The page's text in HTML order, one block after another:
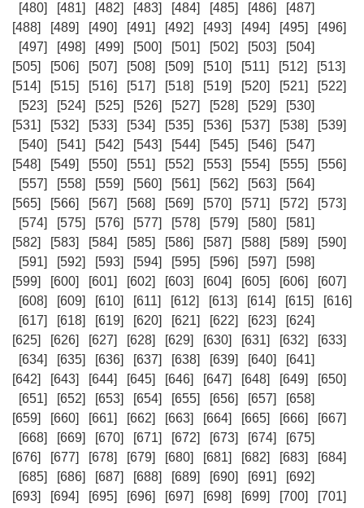
[480]
[481] [482] [483] [484] [485] [486]
[487]
[488]
[489] [490] [491] [492] [493] [494] [495]
[496]
[497]
[498] [499] [500] [501] [502] [503]
[504]
[505]
[506] [507] [508] [509] [510] [511] [512]
[513]
[514]
[515] [516] [517] [518] [519] [520] [521]
[522]
[523]
[524] [525] [526] [527] [528] [529]
[530]
[531]
[532] [533] [534] [535] [536] [537] [538]
[539]
[540]
[541] [542] [543] [544] [545] [546]
[547]
[548]
[549] [550] [551] [552] [553] [554] [555]
[556]
[557]
[558] [559] [560] [561] [562] [563]
[564]
[565]
[566] [567] [568] [569] [570] [571] [572]
[573]
[574]
[575] [576] [577] [578] [579] [580]
[581]
[582]
[583] [584] [585] [586] [587] [588] [589]
[590]
[591]
[592] [593] [594] [595] [596] [597]
[598]
[599]
[600] [601] [602] [603] [604] [605] [606]
[607]
[608]
[609] [610] [611] [612] [613] [614] [615]
[616]
[617]
[618] [619] [620] [621] [622] [623]
[624]
[625]
[626] [627] [628] [629] [630] [631] [632]
[633]
[634]
[635] [636] [637] [638] [639] [640]
[641]
[642]
[643] [644] [645] [646] [647] [648] [649]
[650]
[651]
[652] [653] [654] [655] [656] [657]
[658]
[659]
[660] [661] [662] [663] [664] [665] [666]
[667]
[668]
[669] [670] [671] [672] [673] [674]
[675]
[676]
[677] [678] [679] [680] [681] [682] [683]
[684]
[685]
[686] [687] [688] [689] [690] [691]
[692]
[693]
[694] [695] [696] [697] [698] [699] [700]
[701]